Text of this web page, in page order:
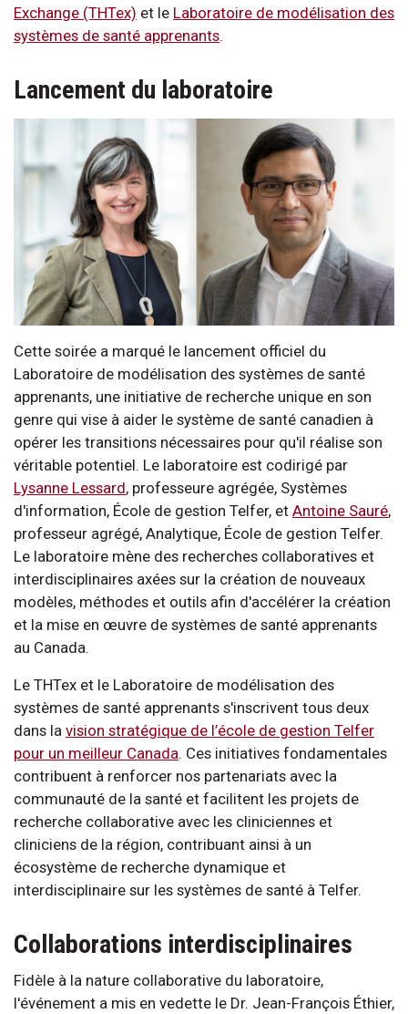
Exchange (THTex) et le Laboratoire de modélisation des
systèmes de santé apprenants.
Lancement du laboratoire
Cette soirée a marqué le lancement officiel du
Laboratoire de modélisation des systèmes de santé
apprenants, une initiative de recherche unique en son
genre qui vise à aider le système de santé canadien à
opérer les transitions nécessaires pour qu'il réalise son
véritable potentiel. Le laboratoire est codirigé par
Lysanne Lessard, professeure agrégée, Systèmes
d'information, École de gestion Telfer, et Antoine Sauré,
professeur agrégé, Analytique, École de gestion Telfer.
Le laboratoire mène des recherches collaboratives et
interdisciplinaires axées sur la création de nouveaux
modèles, méthodes et outils afin d'accélérer la création
et la mise en œuvre de systèmes de santé apprenants
au Canada.
Le THTex et le Laboratoire de modélisation des
systèmes de santé apprenants s'inscrivent tous deux
dans la vision stratégique de l’école de gestion Telfer
pour un meilleur Canada. Ces initiatives fondamentales
contribuent à renforcer nos partenariats avec la
communauté de la santé et facilitent les projets de
recherche collaborative avec les cliniciennes et
cliniciens de la région, contribuant ainsi à un
écosystème de recherche dynamique et
interdisciplinaire sur les systèmes de santé à Telfer.
Collaborations interdisciplinaires
Fidèle à la nature collaborative du laboratoire,
l'événement a mis en vedette le Dr. Jean-François Éthier,